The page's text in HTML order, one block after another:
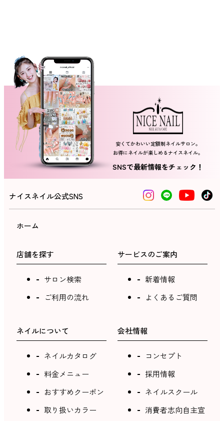
安くてかわいい定額制ネイルサロン。
お得にネイルが楽しめるナイスネイル。
SNSで最新情報をチェック！
ナイスネイル公式SNS
ホーム
店舗を探す
サロン検索
ご利用の流れ
サービスのご案内
新着情報
よくあるご質問
ネイルについて
ネイルカタログ
料金メニュー
おすすめクーポン
取り扱いカラー
会社情報
コンセプト
採用情報
ネイルスクール
消費者志向自主宣